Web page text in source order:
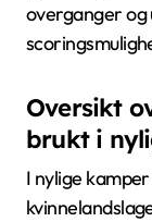
overganger
Oversikt
brukt i
I nylige